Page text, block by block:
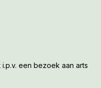
een bezoek aan arts